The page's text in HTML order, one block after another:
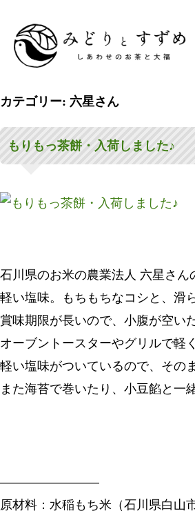
コ
ン
テ
ツ
ッ
プ
カテゴリー: 六星さん
もりもっ茶餅・入荷しました♪
石川県のお米の農業法人 六星さん
軽い塩味。もちもちなコシと、滑
賞味期限が長いので、小腹が空い
オーブントースターやグリルで軽
軽い塩味がついているので、その
また海苔で巻いたり、小豆餡と一
————————
原材料：水稲もち米（石川県白山